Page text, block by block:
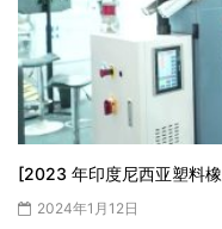
[2023 年印度尼西亚塑料
2024年1月12日